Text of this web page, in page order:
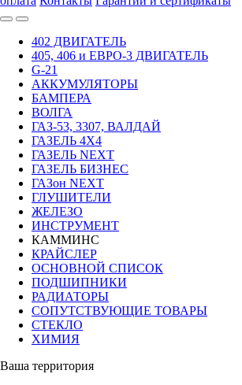
402 ДВИГАТЕЛЬ
405, 406 и ЕВРО-3 ДВИГАТЕЛЬ
G-21
АККУМУЛЯТОРЫ
БАМПЕРА
ВОЛГА
ГАЗ-53, 3307, ВАЛДАЙ
ГАЗЕЛЬ 4Х4
ГАЗЕЛЬ NEXT
ГАЗЕЛЬ БИЗНЕС
ГАЗон NEXT
ГЛУШИТЕЛИ
ЖЕЛЕЗО
ИНСТРУМЕНТ
КАММИНС
КРАЙСЛЕР
ОСНОВНОЙ СПИСОК
ПОДШИПНИКИ
РАДИАТОРЫ
СОПУТСТВУЮЩИЕ ТОВАРЫ
СТЕКЛО
ХИМИЯ
Ваша территория